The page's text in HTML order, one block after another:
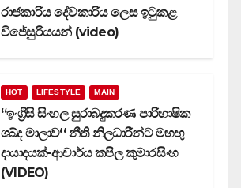
රාජකාරිය දේවකාරිය ලෙස ඉටුකළ
විජේසුරියයන් (video)
HOT LIFESTYLE MAIN
‘‘ඉංග්‍රීසි සිංහල සුරාබදුකරණ පාරිභාෂික
ශබ්ද මාලාව‘‘ නීති නිලධාරීන්ට මහඟු
දායාදයක්-ආචාර්ය කපිල කුමාරසිංහ
(VIDEO)